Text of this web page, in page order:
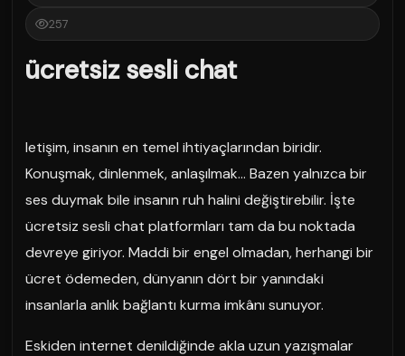
257
ücretsiz sesli chat
letişim, insanın en temel ihtiyaçlarından biridir.
Konuşmak, dinlenmek, anlaşılmak… Bazen yalnızca bir
ses duymak bile insanın ruh halini değiştirebilir. İşte
ücretsiz sesli chat platformları tam da bu noktada
devreye giriyor. Maddi bir engel olmadan, herhangi bir
ücret ödemeden, dünyanın dört bir yanındaki
insanlarla anlık bağlantı kurma imkânı sunuyor.
Eskiden internet denildiğinde akla uzun yazışmalar